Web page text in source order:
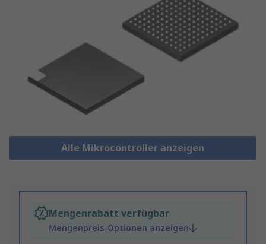
Alle Mikrocontroller anzeigen
Mengenrabatt verfügbar
Mengenpreis-Optionen anzeigen